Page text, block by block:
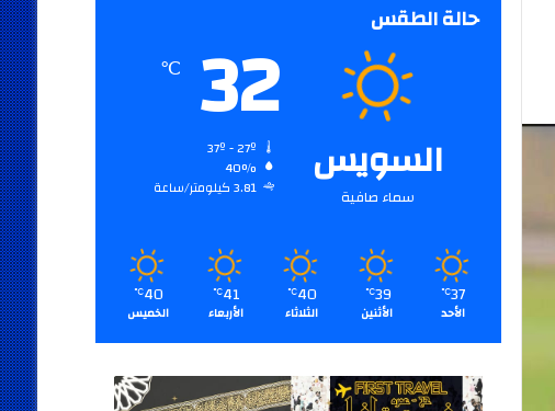
حالة الطقس
السويس
سماء صافية
32
℃
40%
3.81 كيلومتر/ساعة
37
℃
الأحد
39
℃
الأثنين
40
℃
الثلاثاء
41
℃
الأربعاء
40
℃
الخميس